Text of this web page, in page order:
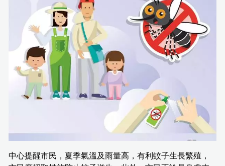
中心提醒市民，夏季氣溫及雨量高，有利蚊子生長繁殖，